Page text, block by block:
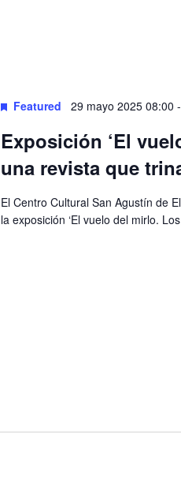
Featured 29 mayo 2025 08:00 -
Exposición ‘El
una revista que
El Centro Cultural San Agustín de
la exposición ‘El vuelo del mirlo.